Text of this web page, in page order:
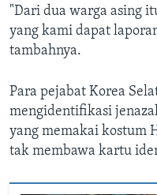
"Dari dua warga asing
yang kami dapat
tambahnya.
Para pejabat Korea
mengidentifikasi
yang memakai kostum
tak membawa kartu